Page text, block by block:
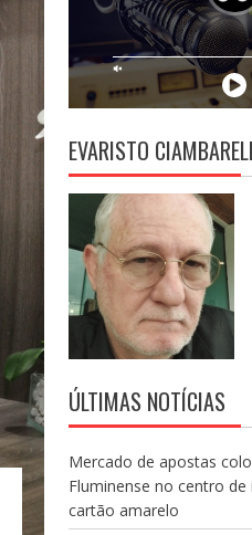
EVARISTO
ÚLTIMAS NOTÍCIAS
Mercado de apostas
Fluminense no centro
cartão amarelo